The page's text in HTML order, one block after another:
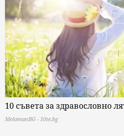
10 съвета за здравословно
MelomanBG - 10te.bg